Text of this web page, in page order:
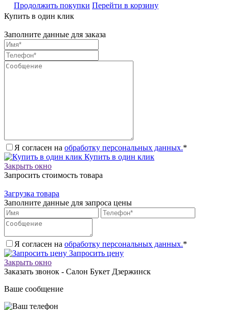
Продолжить покупки Перейти в корзину
Купить в один клик
Заполните данные для заказа
Я согласен на обработку персональных данных.*
Купить в один клик
Закрыть окно
Запросить стоимость товара
Загрузка товара
Заполните данные для запроса цены
Я согласен на обработку персональных данных.*
Запросить цену
Закрыть окно
Заказать звонок - Салон Букет Дзержинск
Ваше сообщение